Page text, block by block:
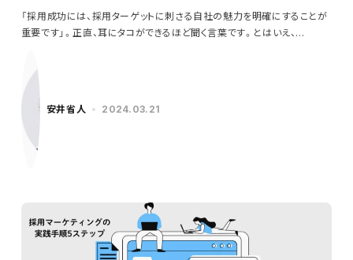
「採用成功には、採用ターゲットに刺さる自社の魅力を明確にすることが
重要です」。正直、耳にタコができるほど聞く言葉です。とはいえ、…
安井省人 2024.03.21